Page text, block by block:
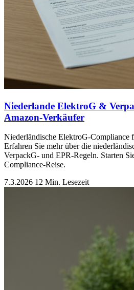
Niederlande ElektroG &
Amazon-Verkäufer
Niederländische ElektroG-Compliance
Erfahren Sie mehr über die
VerpackG- und EPR-Regeln. Starten
Compliance-Reise.
7.3.2026 12 Min. Lesezeit